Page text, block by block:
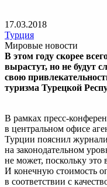
17.03.2018
Турция
Мировые новости
В этом году скорее
вырастут, но не будут
свою
туризма Турецкой
В рамках пресс-
в центральном офисе
Турции пояснил
на законодательном
не может, поскольку
И конечную стоимость
в соответствии с